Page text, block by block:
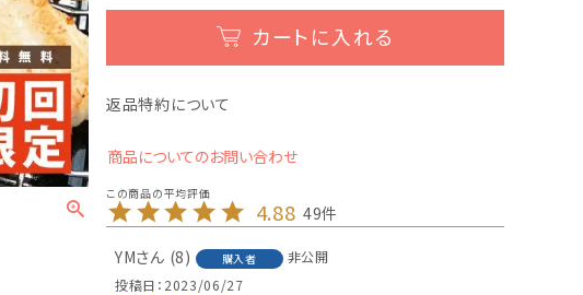
カートに入れる
返品特約について
商品についてのお問い合わせ
4.88 49
YM
8 購入者
非公開
投稿日 2023/06/27